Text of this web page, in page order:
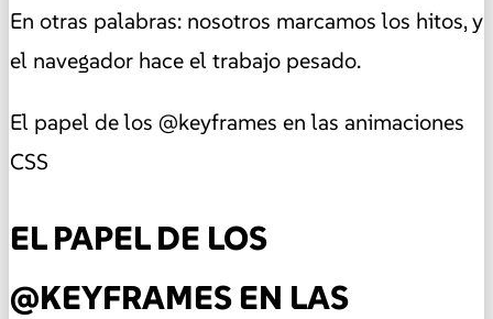
En otras palabras: nosotros marcamos los hitos, y
el navegador hace el trabajo pesado.
El papel de los @keyframes en las animaciones
CSS
EL PAPEL DE LOS
@KEYFRAMES EN LAS